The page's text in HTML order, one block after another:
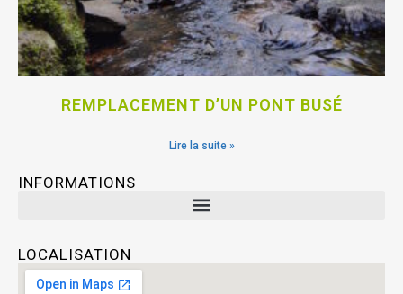
REMPLACEMENT D’UN PONT BUSÉ
Lire la suite »
INFORMATIONS
LOCALISATION